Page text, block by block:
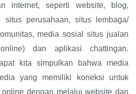
internet, seperti website, blog,
situs perusahaan, situs lembaga/
media sosial situs jualan
dan aplikasi chattingan.
kita simpulkan bahwa media
yang memiliki koneksi untuk
dengan melalui website dan